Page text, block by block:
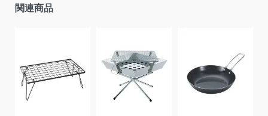
関連商品